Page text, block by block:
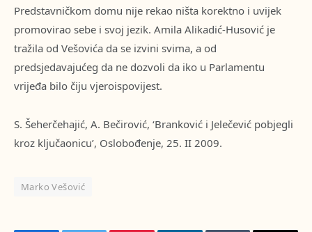
Predstavničkom domu nije rekao ništa korektno i uvijek
promovirao sebe i svoj jezik. Amila Alikadić-Husović je
tražila od Vešovića da se izvini svima, a od
predsjedavajućeg da ne dozvoli da iko u Parlamentu
vrijeđa bilo čiju vjeroispovijest.
S. Šeherčehajić, A. Bečirović, ‘Branković i Jelečević pobjegli
kroz ključaonicu’, Oslobođenje, 25. II 2009.
Marko Vešović